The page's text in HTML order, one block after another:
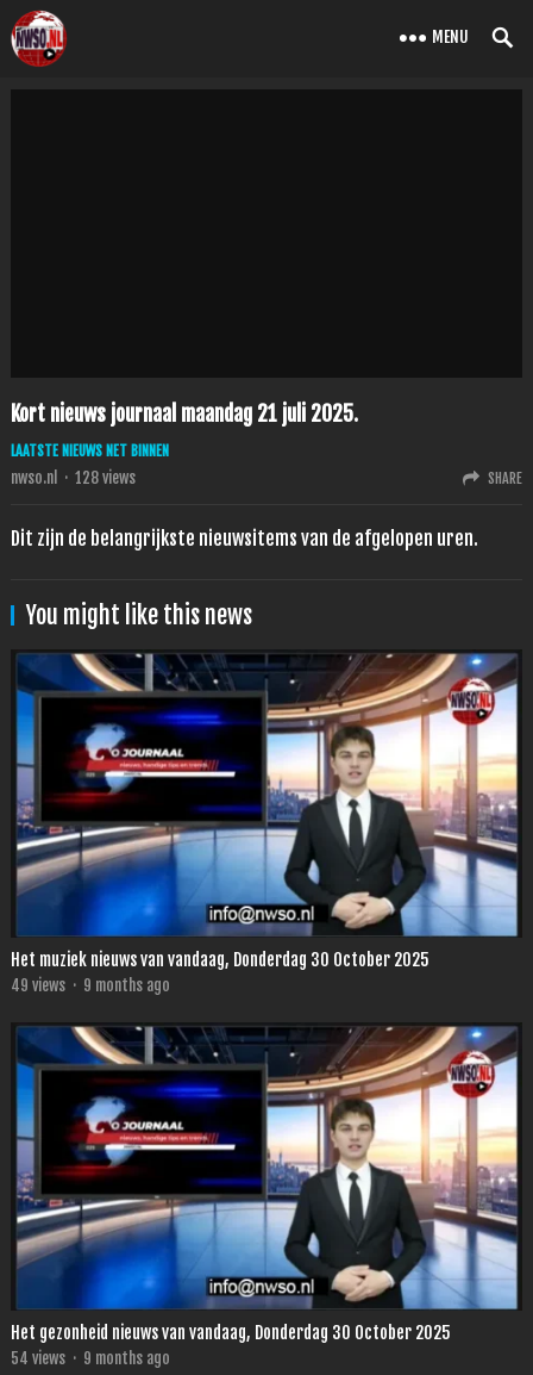
MENU
Kort nieuws journaal maandag 21 juli 2025.
LAATSTE NIEUWS NET BINNEN
nwso.nl · 128views SHARE
Dit zijn de belangrijkste nieuwsitems van de afgelopen uren.
You might like this news
Het muziek nieuws van vandaag, Donderdag 30 October 2025
49 views · 9 months ago
Het gezonheid nieuws van vandaag, Donderdag 30 October 2025
54 views · 9 months ago